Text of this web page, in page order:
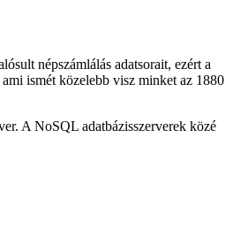
népszámlálás adatsorait, ezért a
ismét közelebb visz minket az 1880
A NoSQL adatbázisszerverek közé